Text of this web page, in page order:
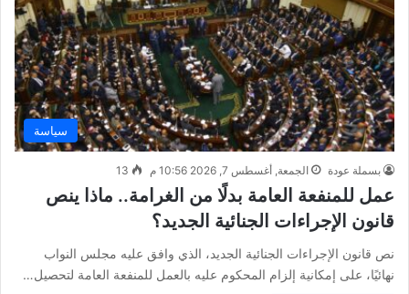
سياسة
بسملة عودة الجمعة, أغسطس 7, 2026 10:56 م 13
عمل للمنفعة العامة بدلًا من الغرامة.. ماذا ينص
قانون الإجراءات الجنائية الجديد؟
نص قانون الإجراءات الجنائية الجديد، الذي وافق عليه مجلس النواب
نهائيًا، على إمكانية إلزام المحكوم عليه بالعمل للمنفعة العامة لتحصيل…